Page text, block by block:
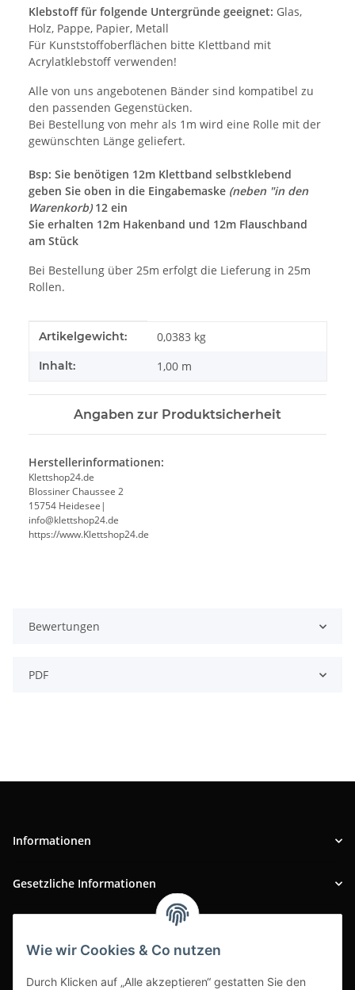
Wie wir Cookies & Co nutzen
Durch Klicken auf „Alle akzeptieren“ gestatten Sie den
Klebstoff für folgende Untergründe geeignet: Glas,
Holz, Pappe, Papier, Metall
Für Kunststoffoberflächen bitte Klettband mit
Acrylatklebstoff verwenden!
Alle von uns angebotenen Bänder sind kompatibel zu
den passenden Gegenstücken.
Bei Bestellung von mehr als 1m wird eine Rolle mit der
gewünschten Länge geliefert.
Bsp: Sie benötigen 12m Klettband selbstklebend
geben Sie oben in die Eingabemaske (neben "in den
Warenkorb)12 ein
Sie erhalten 12m Hakenband und 12m Flauschband
am Stück
Bei Bestellung über 25m erfolgt die Lieferung in 25m
Rollen.
Produkteigenschaft
Wert
Artikelgewicht: 0,0383 kg
Inhalt: 1,00 m
Angaben zur Produktsicherheit
Herstellerinformationen:
Klettshop24.de
Blossiner Chaussee 2
15754 Heidesee|
info@klettshop24.de
https://www.Klettshop24.de
Bewertungen
PDF
Informationen
Gesetzliche Informationen